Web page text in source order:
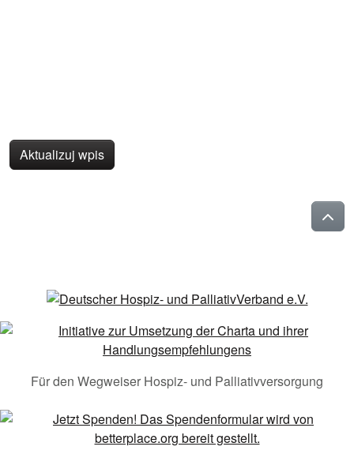
Aktualizuj wpis
Für den Wegweiser Hospiz- und Palliativversorgung